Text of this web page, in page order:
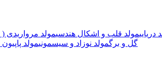
دریاییمولد قلب و اشکال هندسیمولد مرواریدی
گل و برگمولد نوزاد و سیسمونیمولد پاپیون